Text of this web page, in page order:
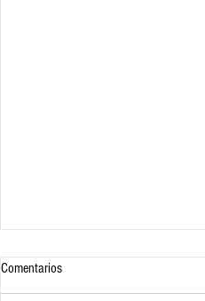
Comentarios